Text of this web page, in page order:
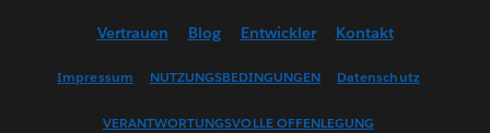
English (US)
Français (France)
Vertrauen Blog Entwickler Kontakt
Impressum NUTZUNGSBEDINGUNGEN Datenschutz
VERANTWORTUNGSVOLLE OFFENLEGUNG